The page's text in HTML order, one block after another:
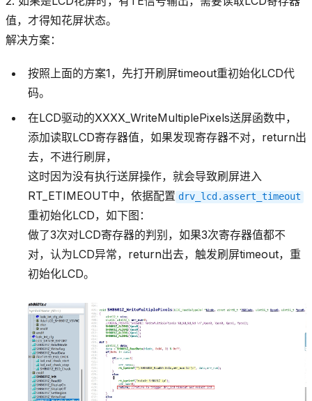
值，才得知花屏状态。
解决方案：
按照上面的方案1，先打开刷屏timeout重初始化LCD代
码。
在LCD驱动的XXXX_WriteMultiplePixels送屏函数中，
添加读取LCD寄存器值，如果发现寄存器不对，return出
去，不进行刷屏，
这时因为没有执行送屏操作，就会导致刷屏进入
RT_ETIMEOUT中，依据配置 drv_lcd.assert_timeout
重初始化LCD，如下图：
做了3次对LCD寄存器的判别，如果3次寄存器值都不
对，认为LCD异常，return出去，触发刷屏timeout，重
初始化LCD。